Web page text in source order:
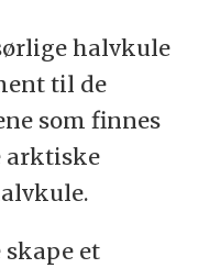
halvkule
til de
som finnes
arktiske
et